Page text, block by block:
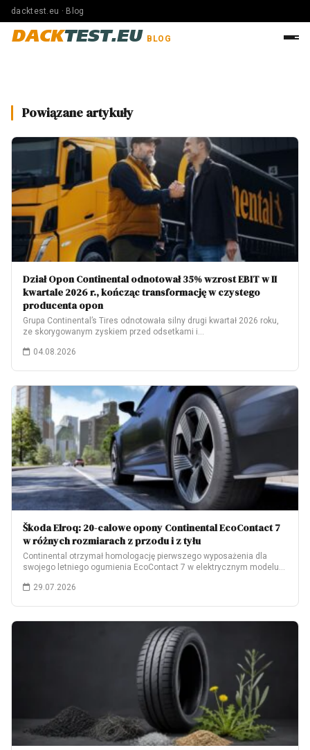
dacktest.eu · Blog
DACKTEST.EU BLOG
Powiązane artykuły
Dział Opon Continental odnotował 35% wzrost EBIT w II
kwartale 2026 r., kończąc transformację w czystego
producenta opon
Grupa Continental’s Tires odnotowała silny drugi kwartał 2026 roku,
ze skorygowanym zyskiem przed odsetkami i…
04.08.2026
Škoda Elroq: 20-calowe opony Continental EcoContact 7
w różnych rozmiarach z przodu i z tyłu
Continental otrzymał homologację pierwszego wyposażenia dla
swojego letniego ogumienia EcoContact 7 w elektrycznym modelu
29.07.2026